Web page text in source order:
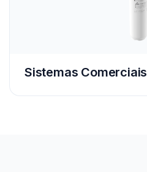
Sistemas Comerciais